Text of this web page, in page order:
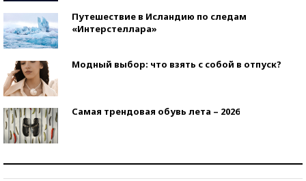
Путешествие в Исландию по следам
«Интерстеллара»
Модный выбор: что взять с собой в отпуск?
Самая трендовая обувь лета – 2026